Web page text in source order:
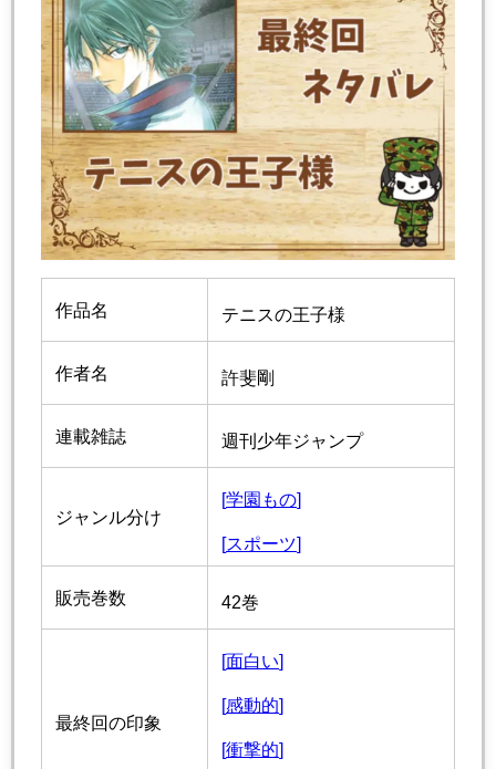
作品名 テニスの王子様
作者名 許斐剛
連載雑誌 週刊少年ジャンプ
ジャンル分け
[学園もの]
[スポーツ]
販売巻数 42巻
最終回の印象
[面白い]
[感動的]
[衝撃的]